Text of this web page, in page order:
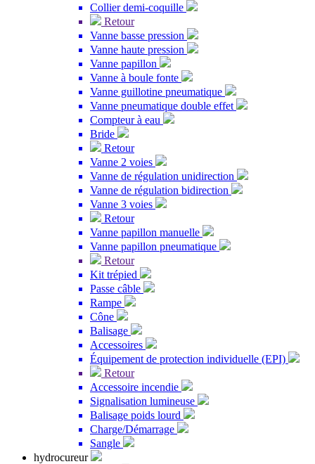
Collier demi-coquille
Retour
Vanne basse pression
Vanne haute pression
Vanne papillon
Vanne à boule fonte
Vanne guillotine pneumatique
Vanne pneumatique double effet
Compteur à eau
Bride
Retour
Vanne 2 voies
Vanne de régulation unidirection
Vanne de régulation bidirection
Vanne 3 voies
Retour
Vanne papillon manuelle
Vanne papillon pneumatique
Retour
Kit trépied
Passe câble
Rampe
Cône
Balisage
Accessoires
Équipement de protection individuelle (EPI)
Retour
Accessoire incendie
Signalisation lumineuse
Balisage poids lourd
Charge/Démarrage
Sangle
hydrocureur